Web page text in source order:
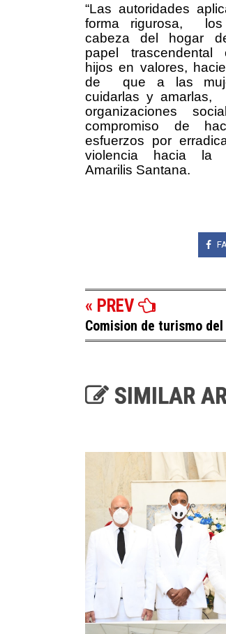
“Las autoridades
forma rigurosa,
cabeza del hogar
papel
trascendental
hijos en valores,
de
que a las
cuidarlas y amarlas,
organizaciones
compromiso de
esfuerzos por
violencia hacia la
Amarilis Santana.
« PREV
Comision de turismo del
SIMILAR